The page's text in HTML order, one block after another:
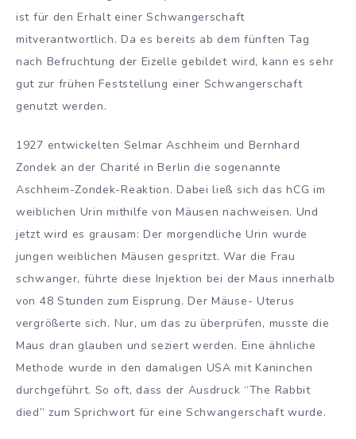
ist für den Erhalt einer Schwangerschaft
mitverantwortlich. Da es bereits ab dem fünften Tag
nach Befruchtung der Eizelle gebildet wird, kann es sehr
gut zur frühen Feststellung einer Schwangerschaft
genutzt werden.
1927 entwickelten Selmar Aschheim und Bernhard
Zondek an der Charité in Berlin die sogenannte
Aschheim-Zondek-Reaktion. Dabei ließ sich das hCG im
weiblichen Urin mithilfe von Mäusen nachweisen. Und
jetzt wird es grausam: Der morgendliche Urin wurde
jungen weiblichen Mäusen gespritzt. War die Frau
schwanger, führte diese Injektion bei der Maus innerhalb
von 48 Stunden zum Eisprung. Der Mäuse- Uterus
vergrößerte sich. Nur, um das zu überprüfen, musste die
Maus dran glauben und seziert werden. Eine ähnliche
Methode wurde in den damaligen USA mit Kaninchen
durchgeführt. So oft, dass der Ausdruck “The Rabbit
died” zum Sprichwort für eine Schwangerschaft wurde.